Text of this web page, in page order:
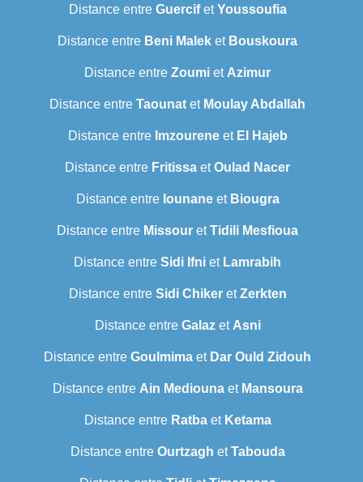
Distance entre GuercifetYoussoufia
Distance entre Beni Malek et Bouskoura
Distance entre Zoumi et Azimur
Distance entre Taounat et Moulay Abdallah
Distance entre Imzoureneet El Hajeb
Distance entre Fritissa etOulad Nacer
Distance entre Iounaneet Biougra
Distance entre Missour etTidili Mesfioua
Distance entre Sidi Ifni et Lamrabih
Distance entre Sidi ChikeretZerkten
Distance entre Galazet Asni
Distance entre Goulmima et Dar Ould Zidouh
Distance entre Ain Mediounaet Mansoura
Distance entre Ratbaet Ketama
Distance entre Ourtzagh etTabouda